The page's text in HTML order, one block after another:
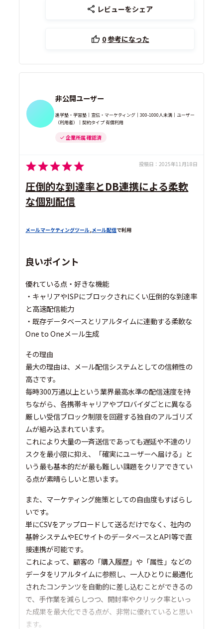
レビューをシェア
0参考になった
非公開ユーザー
進学塾・学習塾｜宣伝・マーケティング｜300-1000人未満｜ユーザー
（利用者）｜契約タイプ 有償利用
企業所属 確認済
投稿日： 2025年11月18日
圧倒的な到達率とDB連携による柔軟
な個別配信
メールマーケティングツール,メール配信で利用
良いポイント
優れている点・好きな機能
・キャリアやISPにブロックされにくい圧倒的な到達率
と高速配信能力
・既存データベースとリアルタイムに連動する柔軟な
One to Oneメール生成
その理由
最大の理由は、メール配信システムとしての信頼性の
高さです。
毎時300万通以上という業界最高水準の配信速度を持
ちながら、各携帯キャリアやプロバイダごとに異なる
厳しい受信ブロック制限を回避する独自のアルゴリズ
ムが組み込まれています。
これにより大量の一斉送信であっても遅延や不達のリ
スクを最小限に抑え、「確実にユーザーへ届ける」と
いう最も基本的だが最も難しい課題をクリアできてい
る点が素晴らしいと思います。
また、マーケティング施策としての自由度もすばらし
いです。
単にCSVをアップロードして送るだけでなく、社内の
基幹システムやECサイトのデータベースとAPI等で直
接連携が可能です。
これによって、顧客の「購入履歴」や「属性」などの
データをリアルタイムに参照し、一人ひとりに最適化
されたコンテンツを自動的に差し込むことができるの
で、手作業を減らしつつ、開封率やクリック率といっ
た成果を最大化できる点が、非常に優れていると思い
ます。